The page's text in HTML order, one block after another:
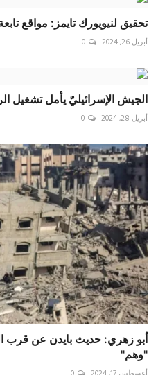
تحقيق لنيويورك تايمز: مواقع
أبريل 26, 2024 0
الجيش الإسرائيليّ يأمل
أبريل 28, 2024 0
أبو زهري: حديث بايدن عن قرب
"وهم"